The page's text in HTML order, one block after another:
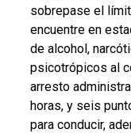
sobrepase el
encuentre en
de alcohol,
psicotrópicos al
arresto
horas, y seis
para conducir,